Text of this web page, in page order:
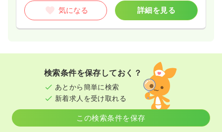
気になる 詳細を見る
検索条件を保存しておく？
あとから簡単に検索
新着求人を受け取れる
この検索条件を保存